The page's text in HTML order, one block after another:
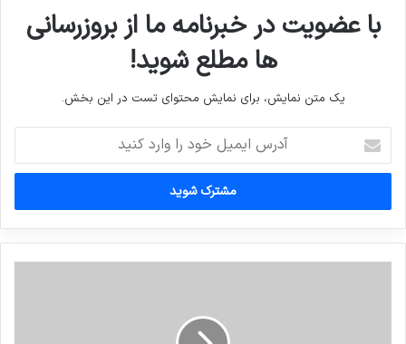
با عضویت در خبرنامه ما از بروزرسانی
ها مطلع شوید!
یک متن نمایش، برای نمایش محتوای تست در این بخش.
ایمیل
خود
وارد
کنید